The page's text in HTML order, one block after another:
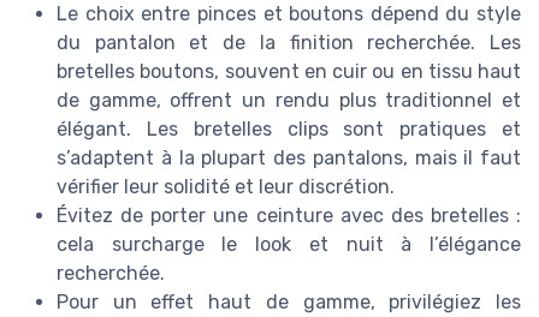
Le choix entre pinces et boutons dépend du style
du pantalon et de la finition recherchée. Les
bretelles boutons, souvent en cuir ou en tissu haut
de gamme, offrent un rendu plus traditionnel et
élégant. Les bretelles clips sont pratiques et
s’adaptent à la plupart des pantalons, mais il faut
vérifier leur solidité et leur discrétion.
Évitez de porter une ceinture avec des bretelles :
cela surcharge le look et nuit à l’élégance
recherchée.
Pour un effet haut de gamme, privilégiez les